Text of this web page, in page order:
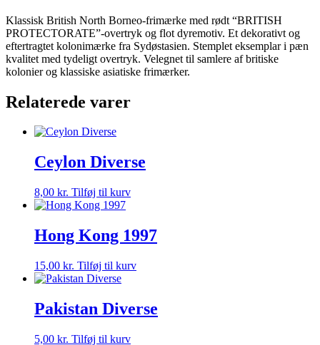
Klassisk British North Borneo-frimærke med rødt “BRITISH
PROTECTORATE”-overtryk og flot dyremotiv. Et dekorativt og
eftertragtet kolonimærke fra Sydøstasien. Stemplet eksemplar i pæn
kvalitet med tydeligt overtryk. Velegnet til samlere af britiske
kolonier og klassiske asiatiske frimærker.
Relaterede varer
Ceylon Diverse
8,00 kr. Tilføj til kurv
Hong Kong 1997
15,00 kr. Tilføj til kurv
Pakistan Diverse
5,00 kr. Tilføj til kurv